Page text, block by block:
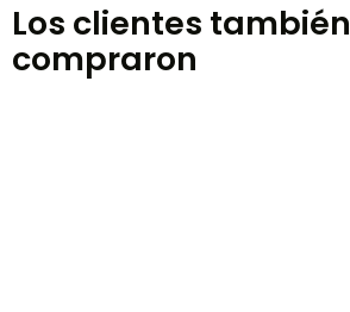
Los clientes también
compraron